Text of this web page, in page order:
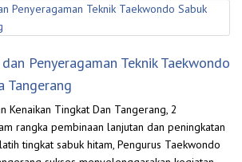
Penyeragaman Teknik Taekwondo
Tangerang
Kenaikan Tingkat Dan Tangerang, 2
rangka pembinaan lanjutan dan peningkatan
tingkat sabuk hitam, Pengurus Taekwondo